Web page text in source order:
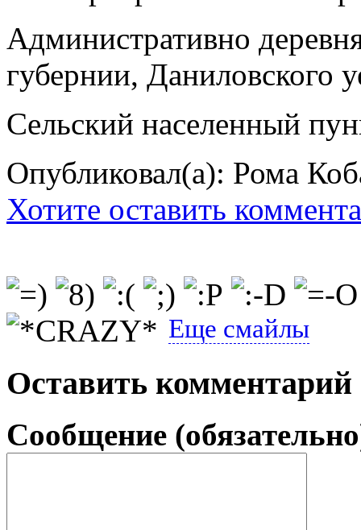
Административно
губернии, Даниловского
Сельский населенный
Опубликовал(а): Рома
Хотите оставить
Еще смайлы
Оставить комментарий
Сообщение